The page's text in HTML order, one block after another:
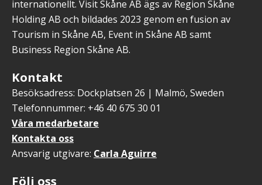
internationellt. Visit Skåne AB ägs av Region Skåne
Holding AB och bildades 2023 genom en fusion av
Tourism in Skåne AB, Event in Skåne AB samt
Business Region Skåne AB.
Kontakt
Besöksadress: Dockplatsen 26 | Malmö, Sweden
Telefonnummer: +46 40 675 30 01
Våra medarbetare
Kontakta oss
Ansvarig utgivare: Carla Aguirre
Följ oss